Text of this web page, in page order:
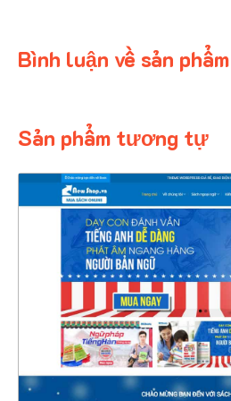
Bình luận về sản phẩm
Sản phẩm tương tự